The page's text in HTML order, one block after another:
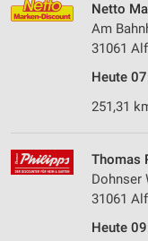
Netto
Am
31061
Heute
251,31
Thomas
Dohnser
31061
Heute